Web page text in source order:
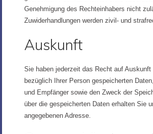
Genehmigung des Rechteinhabers nicht
Zuwiderhandlungen werden zivil- und
Auskunft
Sie haben jederzeit das Recht auf Auskunft
bezüglich Ihrer Person gespeicherten
und Empfänger sowie den Zweck der
über die gespeicherten Daten erhalten Sie
angegebenen Adresse.